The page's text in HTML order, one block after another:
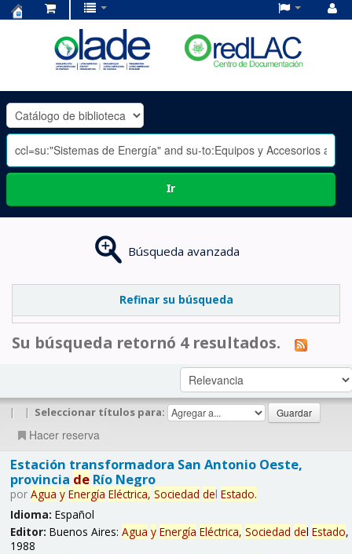
OLADE
-
Ir
Búsqueda avanzada
Refinar su búsqueda
Su búsqueda retornó 4 resultados.
| | Seleccionar títulos para:
Hacer reserva
Estación transformadora San Antonio Oeste,
provincia deRío Negro
por Agua y Energía Eléctrica, Sociedad del Estado.
Idioma: Español
Editor: Buenos Aires: Agua y Energía Eléctrica, Sociedad del Estado,
1988